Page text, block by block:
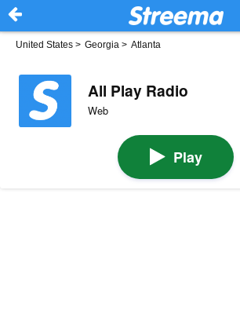
United States > Georgia > Atlanta
All Play Radio
Web
Play